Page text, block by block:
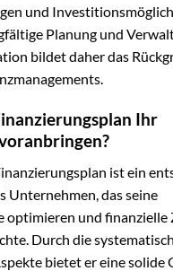
und
Planung und
bildet daher das
Ihr
ist ein
Unternehmen, das seine
optimieren und finanzielle
Durch die
bietet er eine solide